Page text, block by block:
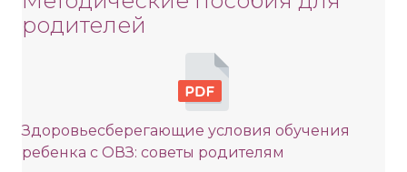
родителей
Здоровьесберегающие условия обучения
ребенка с ОВЗ: советы родителям